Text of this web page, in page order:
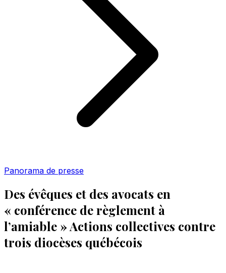
Panorama de presse
Des évêques et des avocats en
« conférence de règlement à
l’amiable » Actions collectives contre
trois diocèses québécois